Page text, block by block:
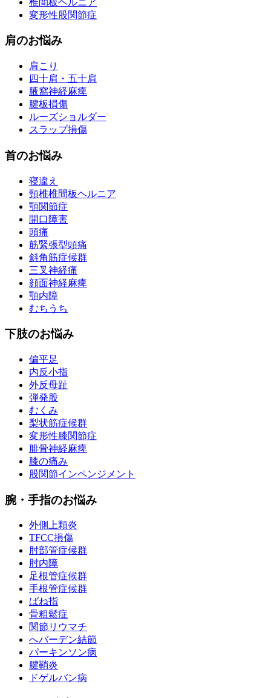
変形性股関節症
肩のお悩み
肩こり
四十肩・五十肩
腋窩神経麻痺
腱板損傷
ルーズショルダー
スラップ損傷
首のお悩み
寝違え
頸椎椎間板ヘルニア
顎関節症
開口障害
頭痛
筋緊張型頭痛
斜角筋症候群
三叉神経痛
顔面神経麻痺
顎内障
むちうち
下肢のお悩み
偏平足
内反小指
外反母趾
弾発股
むくみ
梨状筋症候群
変形性膝関節症
腓骨神経麻痺
膝の痛み
股関節インペンジメント
腕・手指のお悩み
外側上顆炎
TFCC損傷
肘部管症候群
肘内障
足根管症候群
手根管症候群
ばね指
骨粗鬆症
関節リウマチ
へバーデン結節
パーキンソン病
腱鞘炎
ドゲルバン病